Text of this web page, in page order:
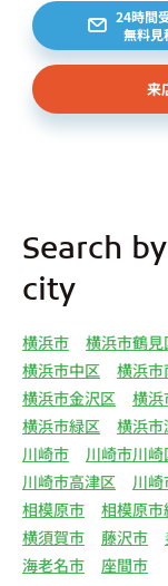
約等のお問
ターネット
依頼者、 公開
様（以下総
人情報を取得
下記（1）～
し、また、利
リー物件の
の締結、履行
よびサービス
とって有用と
等を紹介する
のためのア
る情報・サー
電子メールま
産物件の紹介
結、履行およ
24時間
無料見
来
Search by
city
横浜市 横浜市鶴見
横浜市中区
横浜市
横浜市金沢区
横浜
横浜市緑区
横浜市
川崎市
川崎市川崎
川崎市高津区
川
相模原市
相模原市
横須賀市
藤沢市
海老名市
座間市